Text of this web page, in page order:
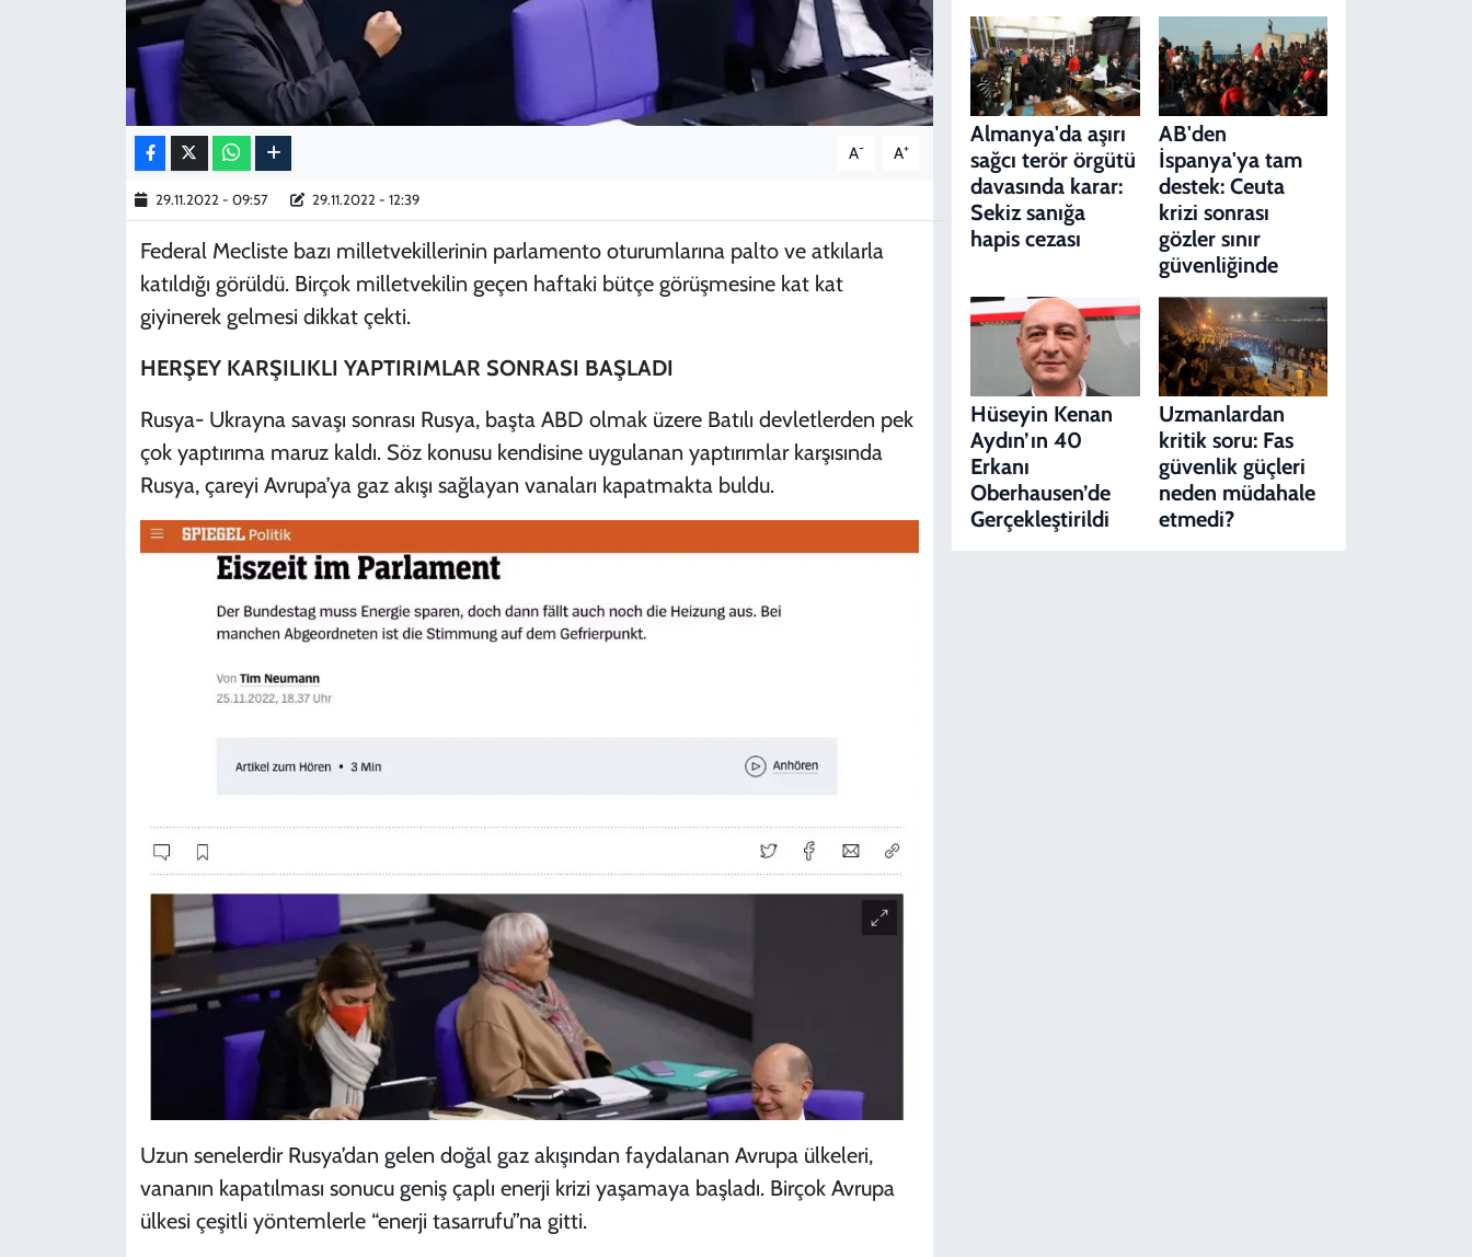
A- A+
29.11.2022 - 09:57 29.11.2022 - 12:39
Federal Mecliste bazı milletvekillerinin parlamento oturumlarına palto ve atkılarla
katıldığı görüldü. Birçok milletvekilin geçen haftaki bütçe görüşmesine kat kat
giyinerek gelmesi dikkat çekti.
HERŞEY KARŞILIKLI YAPTIRIMLAR SONRASI BAŞLADI
Rusya- Ukrayna savaşı sonrası Rusya, başta ABD olmak üzere Batılı devletlerden pek
çok yaptırıma maruz kaldı. Söz konusu kendisine uygulanan yaptırımlar karşısında
Rusya, çareyi Avrupa’ya gaz akışı sağlayan vanaları kapatmakta buldu.
Uzun senelerdir Rusya’dan gelen doğal gaz akışından faydalanan Avrupa ülkeleri,
vananın kapatılması sonucu geniş çaplı enerji krizi yaşamaya başladı. Birçok Avrupa
ülkesi çeşitli yöntemlerle “enerji tasarrufu”na gitti.
Almanya'da aşırı
sağcı terör örgütü
davasında karar:
Sekiz sanığa
hapis cezası
AB'den
İspanya'ya tam
destek: Ceuta
krizi sonrası
gözler sınır
güvenliğinde
Hüseyin Kenan
Aydın’ın 40
Erkanı
Oberhausen’de
Gerçekleştirildi
Uzmanlardan
kritik soru: Fas
güvenlik güçleri
neden müdahale
etmedi?